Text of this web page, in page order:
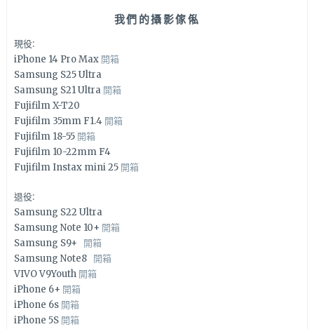
我們的攝影傢俬
現役:
iPhone 14 Pro Max 開箱
Samsung S25 Ultra
Samsung S21 Ultra 開箱
Fujifilm X-T20
Fujifilm 35mm F1.4 開箱
Fujifilm 18-55 開箱
Fujifilm 10-22mm F4
Fujifilm Instax mini 25 開箱
退役:
Samsung S22 Ultra
Samsung Note 10+ 開箱
Samsung S9+
開箱
Samsung Note8
開箱
VIVO V9Youth 開箱
iPhone 6+ 開箱
iPhone 6s 開箱
iPhone 5S 開箱